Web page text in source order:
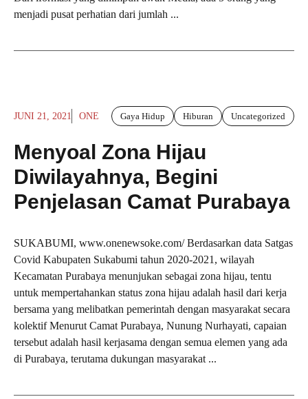
menjadi pusat perhatian dari jumlah ...
JUNI 21, 2021 ONE Gaya Hidup Hiburan Uncategorized
Menyoal Zona Hijau
Diwilayahnya, Begini
Penjelasan Camat Purabaya
SUKABUMI, www.onenewsoke.com/ Berdasarkan data Satgas
Covid Kabupaten Sukabumi tahun 2020-2021, wilayah
Kecamatan Purabaya menunjukan sebagai zona hijau, tentu
untuk mempertahankan status zona hijau adalah hasil dari kerja
bersama yang melibatkan pemerintah dengan masyarakat secara
kolektif Menurut Camat Purabaya, Nunung Nurhayati, capaian
tersebut adalah hasil kerjasama dengan semua elemen yang ada
di Purabaya, terutama dukungan masyarakat ...